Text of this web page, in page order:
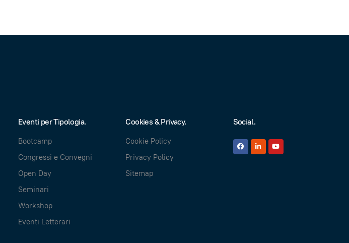
Eventi per Tipologia.
Bootcamp
Congressi e Convegni
Open Day
Seminari
Workshop
Eventi Letterari
Cookies & Privacy.
Cookie Policy
Privacy Policy
Sitemap
Social.